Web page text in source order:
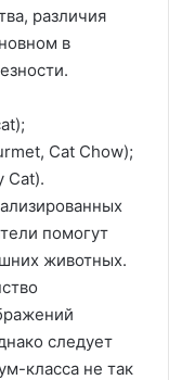
различия
в
Cat Chow);
Cat).
помогут
животных.
следует
класса не так